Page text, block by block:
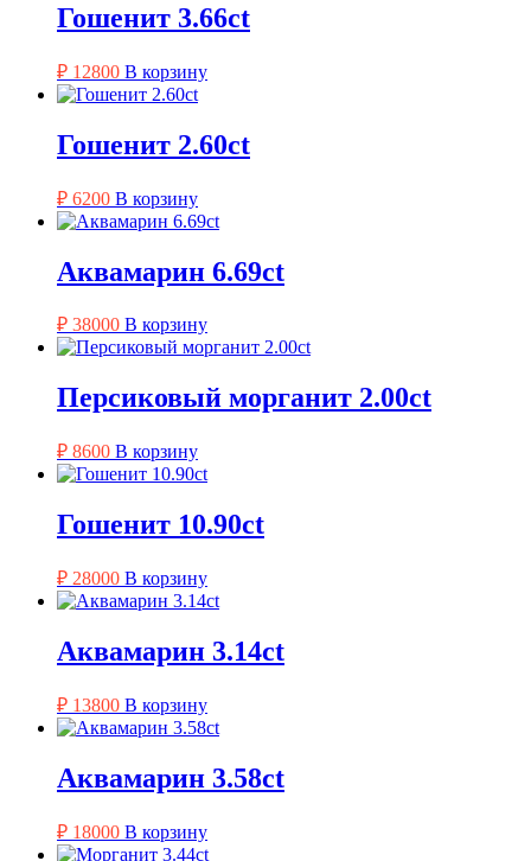
Гошенит 3.66ct
₽ 12800 В корзину
Гошенит 2.60ct
₽ 6200 В корзину
Аквамарин 6.69ct
₽ 38000 В корзину
Персиковый морганит 2.00ct
₽ 8600 В корзину
Гошенит 10.90ct
₽ 28000 В корзину
Аквамарин 3.14ct
₽ 13800 В корзину
Аквамарин 3.58ct
₽ 18000 В корзину